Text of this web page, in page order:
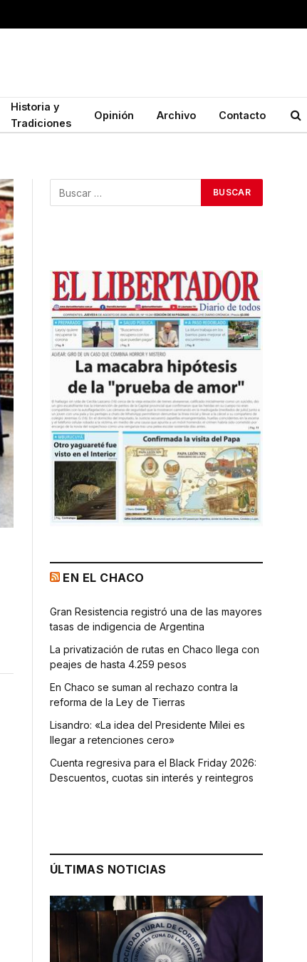
Historia y
Tradiciones
Opinión Archivo Contacto
EN EL CHACO
Gran Resistencia registró una de las mayores
tasas de indigencia de Argentina
La privatización de rutas en Chaco llega con
peajes de hasta 4.259 pesos
En Chaco se suman al rechazo contra la
reforma de la Ley de Tierras
Lisandro: «La idea del Presidente Milei es
llegar a retenciones cero»
Cuenta regresiva para el Black Friday 2026:
Descuentos, cuotas sin interés y reintegros
ÚLTIMAS NOTICIAS